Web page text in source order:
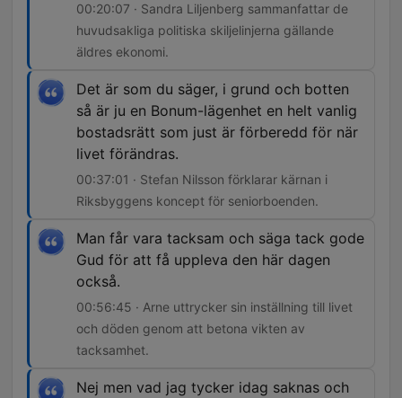
00:20:07 · Sandra Liljenberg sammanfattar de
huvudsakliga politiska skiljelinjerna gällande
äldres ekonomi.
Det är som du säger, i grund och botten
så är ju en Bonum-lägenhet en helt vanlig
bostadsrätt som just är förberedd för när
livet förändras.
00:37:01 · Stefan Nilsson förklarar kärnan i
Riksbyggens koncept för seniorboenden.
Man får vara tacksam och säga tack gode
Gud för att få uppleva den här dagen
också.
00:56:45 · Arne uttrycker sin inställning till livet
och döden genom att betona vikten av
tacksamhet.
Nej men vad jag tycker idag saknas och